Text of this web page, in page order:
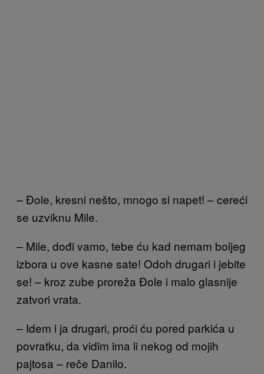
– Đole, kresni nešto, mnogo si napet! – cereći
se uzviknu Mile.
– Mile, dođi vamo, tebe ću kad nemam boljeg
izbora u ove kasne sate! Odoh drugari i jebite
se! – kroz zube proreža Đole i malo glasnije
zatvori vrata.
– Idem i ja drugari, proći ću pored parkića u
povratku, da vidim ima li nekog od mojih
pajtosa – reče Danilo.